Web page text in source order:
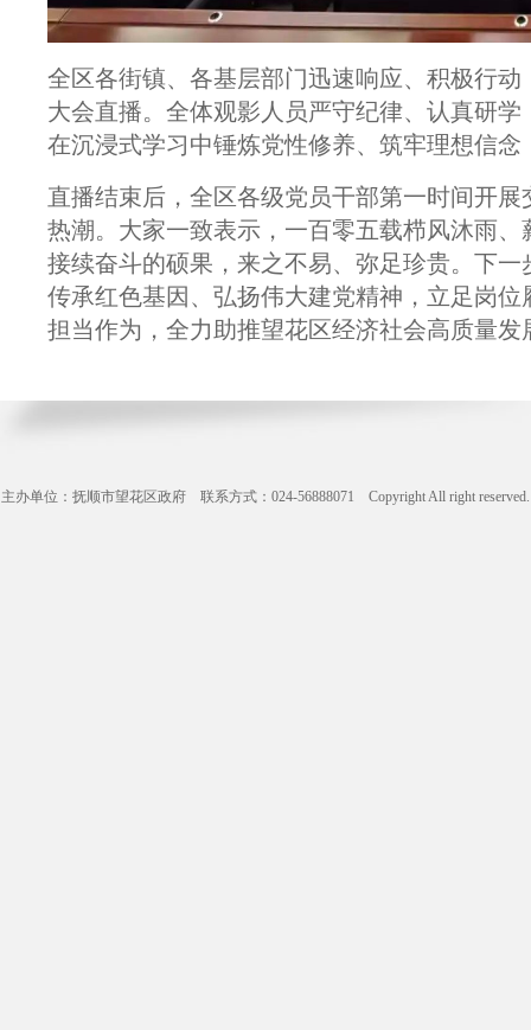
全区各街镇、各基层部门迅速响应、积极行
大会直播。全体观影人员严守纪律、认真研
在沉浸式学习中锤炼党性修养、筑牢理想信
直播结束后，全区各级党员干部第一时间开
热潮。大家一致表示，一百零五载栉风沐雨
接续奋斗的硕果，来之不易、弥足珍贵。下
传承红色基因、弘扬伟大建党精神，立足岗
担当作为，全力助推望花区经济社会高质量
主办单位：抚顺市望花区政府 联系方式：024-56888071 Copyright All right